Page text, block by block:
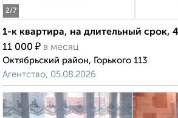
2/7
1-к квартира, на длительный срок,
11 000 ₽ в месяц
Октябрьский район, Горького 113
Агентство, 05.08.2026